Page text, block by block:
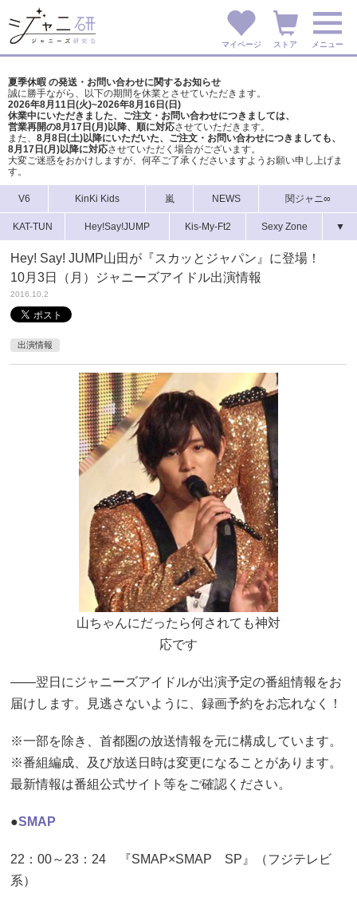
マイページ ストア メニュー
夏季休暇 の発送・お問い合わせに関するお知らせ
誠に勝手ながら、以下の期間を休業とさせていただきます。
2026年8月11日(火)~2026年8月16日(日)
休業中にいただきました、ご注文・お問い合わせにつきましては、
営業再開の8月17日(月)以降、順に対応させていただきます。
また、 8月8日(土)以降にいただいた、ご注文・ お問い合わせにつきましても、
8月17日(月)以降に対応させていただく場合がございます。
大変ご迷惑をおかけしますが、 何卒ご了承くださいますようお願い申し上げま
す。
V6 KinKi Kids 嵐 NEWS 関ジャニ∞
KAT-TUN Hey!Say!JUMP Kis-My-Ft2 Sexy Zone ▼
Hey! Say! JUMP山田が『スカッとジャパン』に登場！
10月3日（月）ジャニーズアイドル出演情報
2016.10.2
出演情報
山ちゃんにだったら何されても神対
応です
――翌日にジャニーズアイドルが出演予定の番組情報をお
届けします。見逃さないように、録画予約をお忘れなく！
※一部を除き、首都圏の放送情報を元に構成しています。
※番組編成、及び放送日時は変更になることがあります。
最新情報は番組公式サイト等をご確認ください。
●SMAP
22：00～23：24 『SMAP×SMAP SP』（フジテレビ
系）